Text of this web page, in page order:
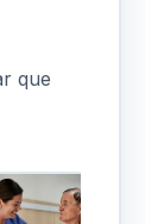
que